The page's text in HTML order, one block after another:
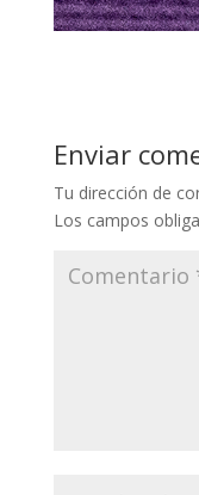
Enviar
Tu dirección de
Los campos